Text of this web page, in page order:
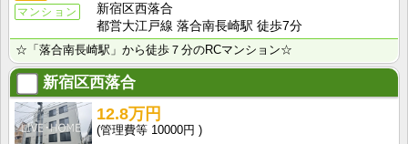
マンション
新宿区西落合
都営大江戸線 落合南長崎駅 徒歩7分
☆「落合南長崎駅」から徒歩７分のRCマンション☆
新宿区西落合
12.8万円
10000円